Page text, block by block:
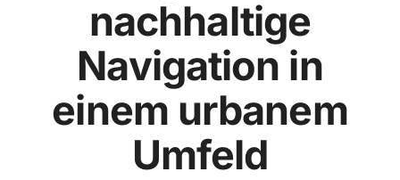
nachhaltige
Navigation in
einem urbanem
Umfeld